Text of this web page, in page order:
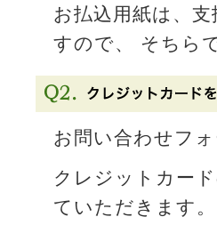
お払込用紙は、
すので、 そちら
お問い合わせフ
クレジットカー
ていただきます。